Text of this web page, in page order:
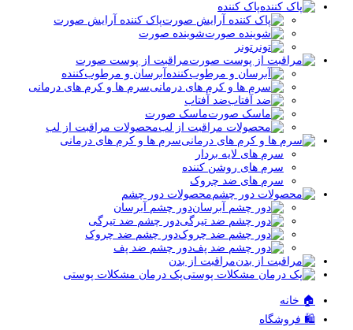
پاک کننده
پاک کننده آرایش صورت
شوینده صورت
تونر
مراقبت از پوست صورت
آبرسان و مرطوب‌کننده
سرم ها و کرم های درمانی
ضد آفتاب
ماسک صورت
محصولات مراقبت از لب
سرم ها و کرم های درمانی
سرم های لایه بردار
سرم های روشن کننده
سرم های ضد چروک
محصولات دور چشم
دور چشم آبرسان
دور چشم ضد تیرگی
دور چشم ضد چروک
دور چشم ضد پف
مراقبت از بدن
پک درمان مشکلات پوستی
🏠 خانه
🛍️ فروشگاه